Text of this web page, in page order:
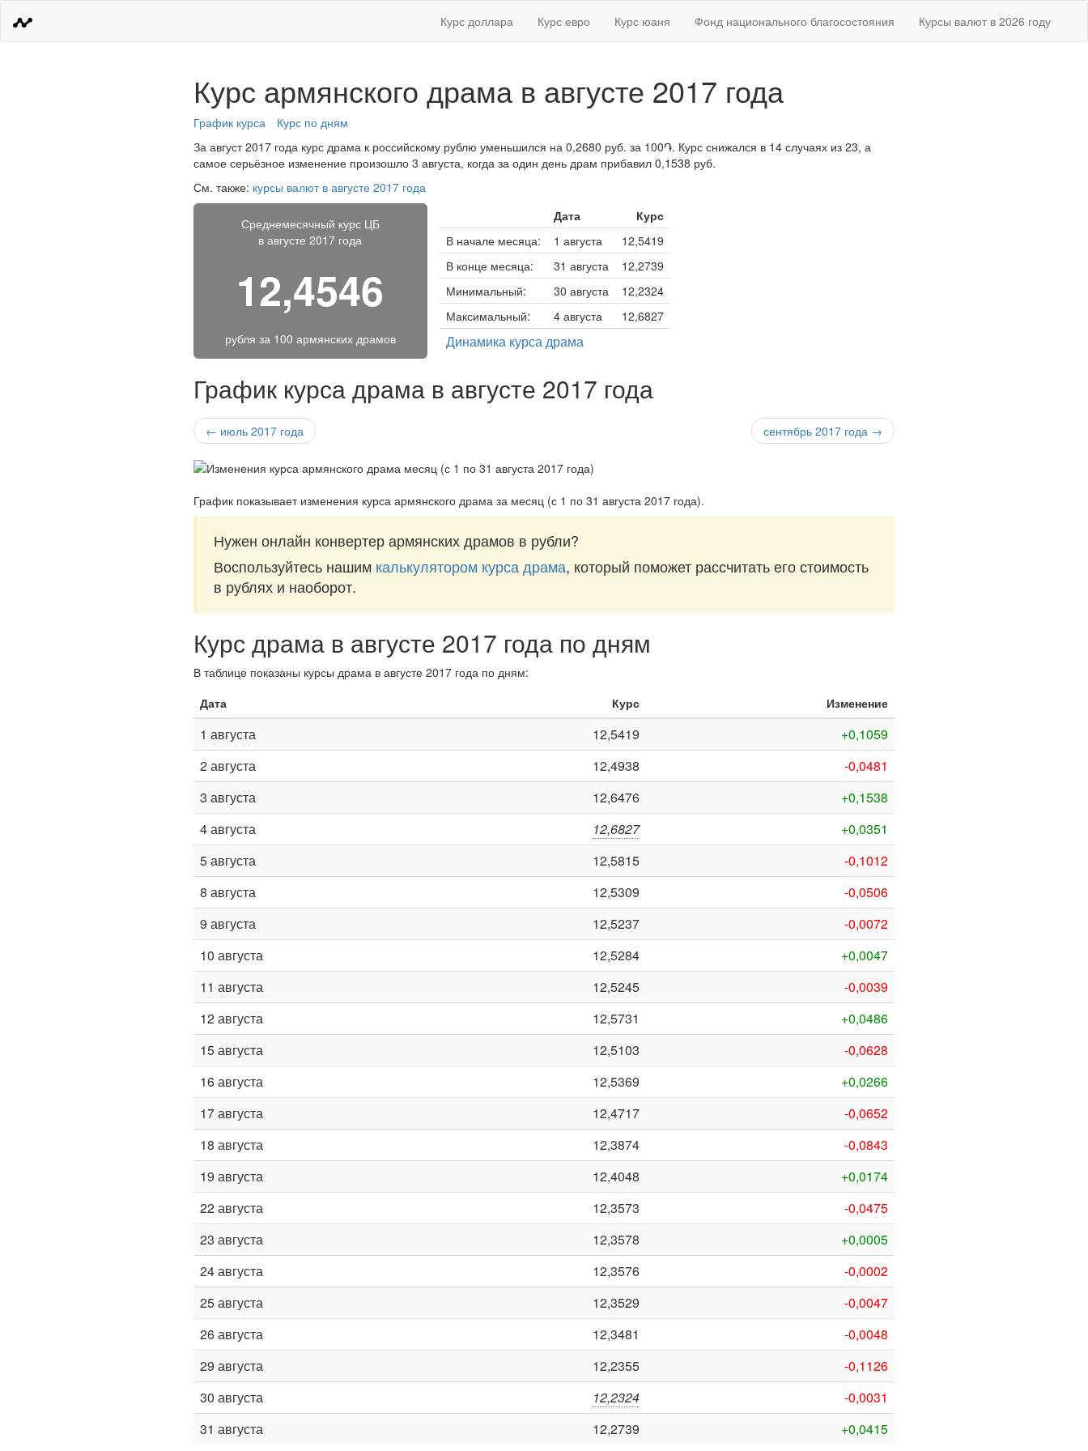
Курс доллара Курс евро Курс юаня Фонд национального благосостояния Курсы валют в 2026 году
Курс армянского драма в августе 2017 года
График курса
Курс по дням
За август 2017 года курс драма к российскому рублю уменьшился на 0,2680 руб. за 100֏. Курс снижался в 14 случаях из 23, а
самое серьёзное изменение произошло 3 августа, когда за один день драм прибавил 0,1538 руб.
См. также: курсы валют в августе 2017 года
Среднемесячный курс ЦБ
в августе 2017 года
12,4546
рубля за 100 армянских драмов
Дата
Курс
В начале месяца:
1 августа
12,5419
В конце месяца:
31 августа
12,2739
Минимальный:
30 августа
12,2324
Максимальный:
4 августа 12,6827
Динамика курса драма
График курса драма в августе 2017 года
← июль 2017 года сентябрь 2017 года →
График показывает изменения курса армянского драма за месяц (с 1 по 31 августа 2017 года).
Нужен онлайн конвертер армянских драмов в рубли?
Воспользуйтесь нашим калькулятором курса драма, который поможет рассчитать его стоимость
в рублях и наоборот.
Курс драма в августе 2017 года по дням
В таблице показаны курсы драма в августе 2017 года по дням:
Дата
Курс Изменение
1 августа 12,5419
+0,1059
2 августа
12,4938
-0,0481
3 августа
12,6476
+0,1538
4 августа
12,6827
+0,0351
5 августа
12,5815
-0,1012
8 августа
12,5309
-0,0506
9 августа
12,5237
-0,0072
10 августа
12,5284
+0,0047
11 августа
12,5245
-0,0039
12 августа
12,5731
+0,0486
15 августа
12,5103
-0,0628
16 августа
12,5369
+0,0266
17 августа
12,4717
-0,0652
18 августа
12,3874
-0,0843
19 августа
12,4048
+0,0174
22 августа
12,3573
-0,0475
23 августа
12,3578
+0,0005
24 августа
12,3576
-0,0002
25 августа
12,3529
-0,0047
26 августа
12,3481
-0,0048
29 августа
12,2355
-0,1126
30 августа
12,2324
-0,0031
31 августа
12,2739 +0,0415